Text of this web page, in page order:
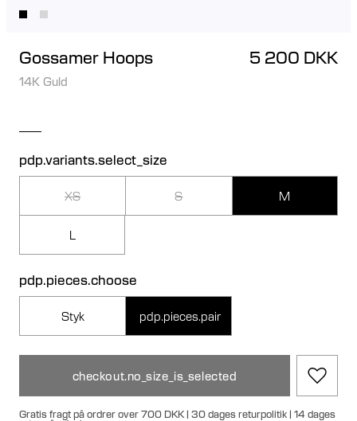
Gossamer Hoops 5 200 DKK
14K Guld
pdp.variants.select_size
XS S M
L
pdp.pieces.choose
Styk pdp.pieces.pair
checkout.no_size_is_selected
Gratis fragt på ordrer over 700 DKK | 30 dages returpolitik | 14 dages